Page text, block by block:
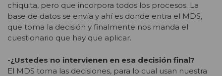
chiquita, pero que incorpora todos los procesos. La
base de datos se envía y ahí es donde entra el MDS,
que toma la decisión y finalmente nos manda el
cuestionario que hay que aplicar.
-¿Ustedes no intervienen en esa decisión final?
El MDS toma las decisiones, para lo cual usan nuestra